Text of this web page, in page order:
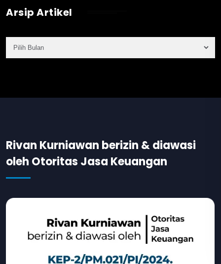
Arsip Artikel
Rivan Kurniawan berizin & diawasi
oleh Otoritas Jasa Keuangan